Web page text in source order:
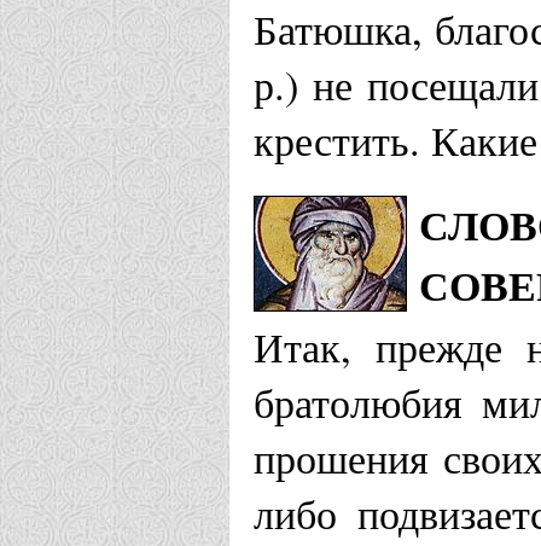
Батюшка,
р.) не
крестить.
Итак, прежде
братолюбия
прошения
либо